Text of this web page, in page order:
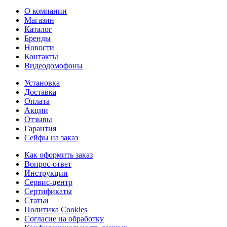
О компании
Магазин
Каталог
Бренды
Новости
Контакты
Видеодомофоны
Установка
Доставка
Оплата
Акции
Отзывы
Гарантия
Сейфы на заказ
Как оформить заказ
Вопрос-ответ
Инструкции
Сервис-центр
Сертификаты
Статьи
Политика Cookies
Согласие на обработку